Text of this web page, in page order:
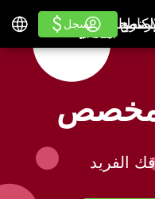
محاسبة
محاسبة
للموزعينالبطاقة
للموزعين
البطاقة البيضاء
يتعلم
يتعلم
يسجل
يسجل
تسجيل الدخول
$
$
مخصص
الفريد